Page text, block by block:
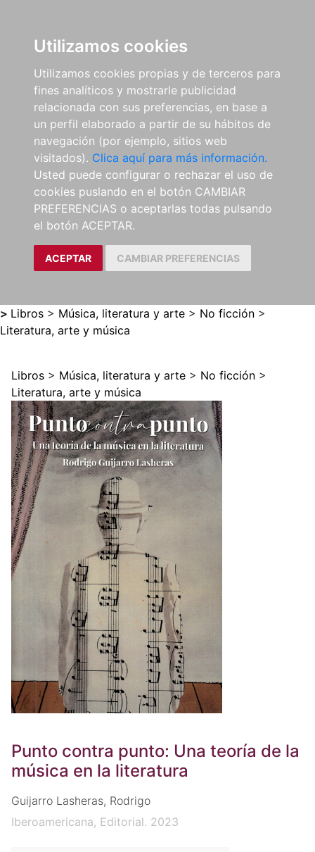
Utilizamos cookies
Utilizamos cookies propias y de terceros para
fines analíticos y mostrarle publicidad
relacionada con sus preferencias, en base a
un perfil elaborado a partir de su hábitos de
navegación (por ejemplo, sitios web
visitados). Clica aquí para más información.
Usted puede configurar o rechazar el uso de
cookies puslando en el botón CAMBIAR
PREFERENCIAS o aceptarlas todas pulsando
el botón ACEPTAR.
ACEPTAR CAMBIAR PREFERENCIAS
> Libros > Música, literatura y arte > No ficción >
Literatura, arte y música
Libros > Música, literatura y arte > No ficción >
Literatura, arte y música
Punto contra punto: Una teoría de la
música en la literatura
Guijarro Lasheras, Rodrigo
Iberoamericana, Editorial. 2023